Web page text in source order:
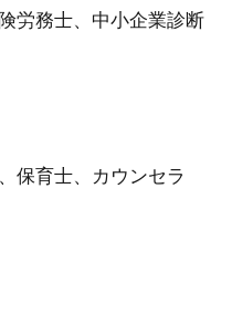
労務士、中小企業診断
保育士、カウンセラ